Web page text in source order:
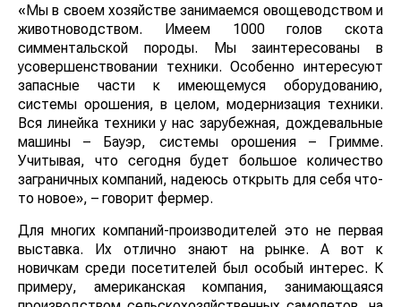
«Мы в своем хозяйстве занимаемся овощеводством и
животноводством. Имеем 1000 голов скота
симментальской породы. Мы заинтересованы в
усовершенствовании техники. Особенно интересуют
запасные части к имеющемуся оборудованию,
системы орошения, в целом, модернизация техники.
Вся линейка техники у нас зарубежная, дождевальные
машины – Бауэр, системы орошения – Гримме.
Учитывая, что сегодня будет большое количество
заграничных компаний, надеюсь открыть для себя что-
то новое», – говорит фермер.
Для многих компаний-производителей это не первая
выставка. Их отлично знают на рынке. А вот к
новичкам среди посетителей был особый интерес. К
примеру, американская компания, занимающаяся